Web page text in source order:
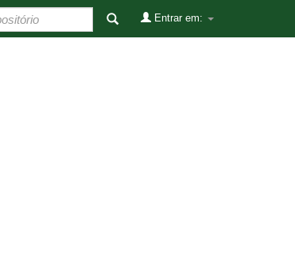
Entrar em: